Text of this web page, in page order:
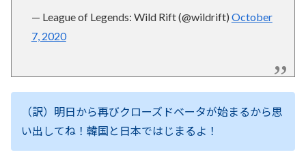
— League of Legends: Wild Rift (@wildrift) October
7, 2020
（訳）明日から再びクローズドベータが始まるから思
い出してね！韓国と日本ではじまるよ！